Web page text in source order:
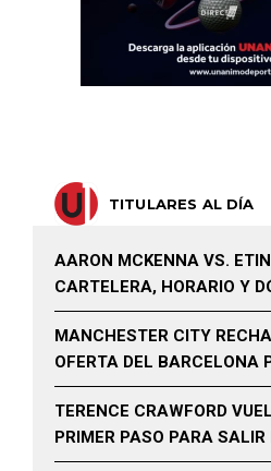
TITULARES AL DÍA
AARON MCKENNA VS.
CARTELERA, HORARIO Y
MANCHESTER CITY
OFERTA DEL BARCELONA
TERENCE CRAWFORD
PRIMER PASO PARA SALIR